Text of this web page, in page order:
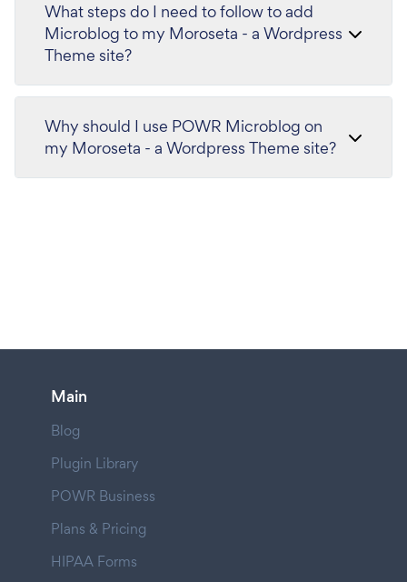
What steps do I need to follow to add
Microblog to my Moroseta - a Wordpress
Theme site?
Why should I use POWR Microblog on
my Moroseta - a Wordpress Theme site?
Main
Blog
Plugin Library
POWR Business
Plans & Pricing
HIPAA Forms